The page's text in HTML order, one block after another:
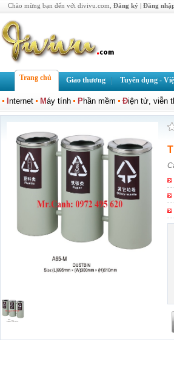
Chào mừng bạn đến với divivu.com, Đăng ký | Đăng
Trang chủ Giao thương Tuyển dụng -
nternet Máy tính Phần mềm Điện tử, viễn